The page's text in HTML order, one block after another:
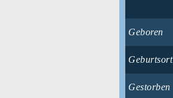
Geboren
Geburtsort
Gestorben